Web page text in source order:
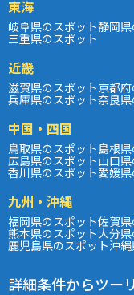
東海
岐阜県のスポット静岡
三重県のスポット
近畿
滋賀県のスポット京都
兵庫県のスポット奈良
中国・四国
鳥取県のスポット島根
広島県のスポット山口
香川県のスポット愛媛
九州・沖縄
福岡県のスポット佐賀
熊本県のスポット大分
鹿児島県のスポット沖
詳細条件からツー